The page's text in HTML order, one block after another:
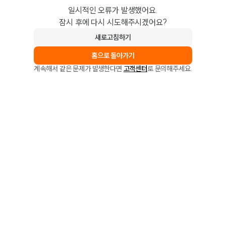
일시적인 오류가 발생했어요.
잠시 후에 다시 시도해주시겠어요?
새로고침하기
홈으로 돌아가기
계속해서 같은 문제가 발생한다면 고객센터로 문의해주세요.